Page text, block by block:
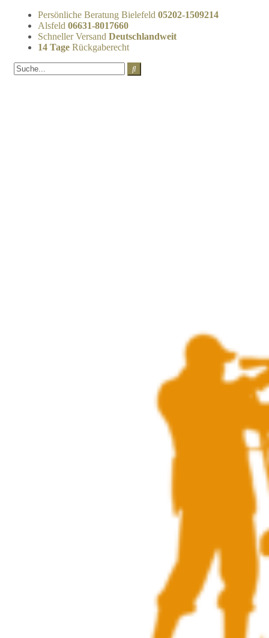
Persönliche Beratung Bielefeld 05202-1509214
Alsfeld 06631-8017660
Schneller Versand Deutschlandweit
14 Tage Rückgaberecht